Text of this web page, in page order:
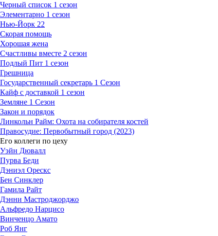
Черный список 1 сезон
Элементарно 1 сезон
Нью-Йорк 22
Скорая помощь
Хорошая жена
Счастливы вместе 2 сезон
Подлый Пит 1 сезон
Грешница
Государственный секретарь 1 Сезон
Кайф с доставкой 1 сезон
Земляне 1 Сезон
Закон и порядок
Линкольн Райм: Охота на собирателя костей
Правосудие: Первобытный город (2023)
Его коллеги по цеху
Уэйн Дювалл
Пурва Беди
Дэниэл Орескс
Бен Синклер
Гамила Райт
Дэнни Мастроджорджо
Альфредо Нарцисо
Винченцо Амато
Роб Янг